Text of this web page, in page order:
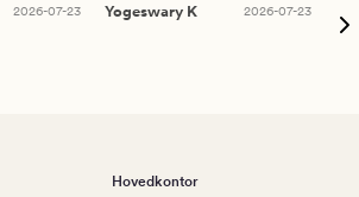
2026-07-23
Yogeswary K
2026-07-23
Hovedkontor